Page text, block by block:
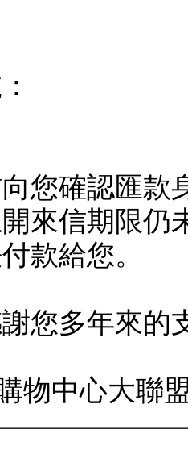
您確認匯款
來信期限仍
款給您。
您多年來的
物中心大